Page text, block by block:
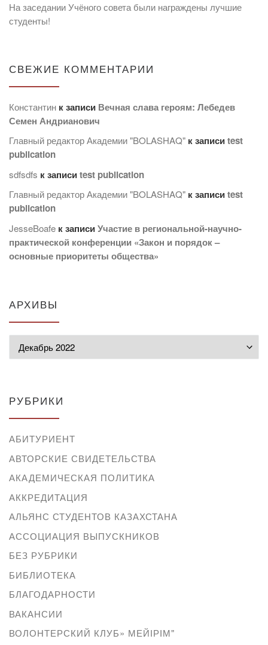
На заседании Учёного совета были награждены лучшие
студенты!
СВЕЖИЕ КОММЕНТАРИИ
Константин к записи Вечная слава героям: Лебедев
Семен Андрианович
Главный редактор Академии "BOLASHAQ" к записиtest
publication
sdfsdfs к записиtest publication
Главный редактор Академии "BOLASHAQ" к записиtest
publication
JesseBoafe к записиУчастие в региональной-научно-
практической конференции «Закон и порядок –
основные приоритеты общества»
АРХИВЫ
РУБРИКИ
АБИТУРИЕНТ
АВТОРСКИЕ СВИДЕТЕЛЬСТВА
АКАДЕМИЧЕСКАЯ ПОЛИТИКА
АККРЕДИТАЦИЯ
АЛЬЯНС СТУДЕНТОВ КАЗАХСТАНА
АССОЦИАЦИЯ ВЫПУСКНИКОВ
БЕЗ РУБРИКИ
БИБЛИОТЕКА
БЛАГОДАРНОСТИ
ВАКАНСИИ
ВОЛОНТЕРСКИЙ КЛУБ» МЕЙІРІМ"